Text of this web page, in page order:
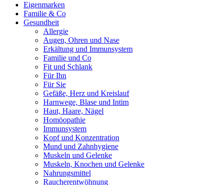
Eigenmarken
Familie & Co
Gesundheit
Allergie
Augen, Ohren und Nase
Erkältung und Immunsystem
Familie und Co
Fit und Schlank
Für Ihn
Für Sie
Gefäße, Herz und Kreislauf
Harnwege, Blase und Intim
Haut, Haare, Nägel
Homöopathie
Immunsystem
Kopf und Konzentration
Mund und Zahnhygiene
Muskeln und Gelenke
Muskeln, Knochen und Gelenke
Nahrungsmittel
Raucherentwöhnung